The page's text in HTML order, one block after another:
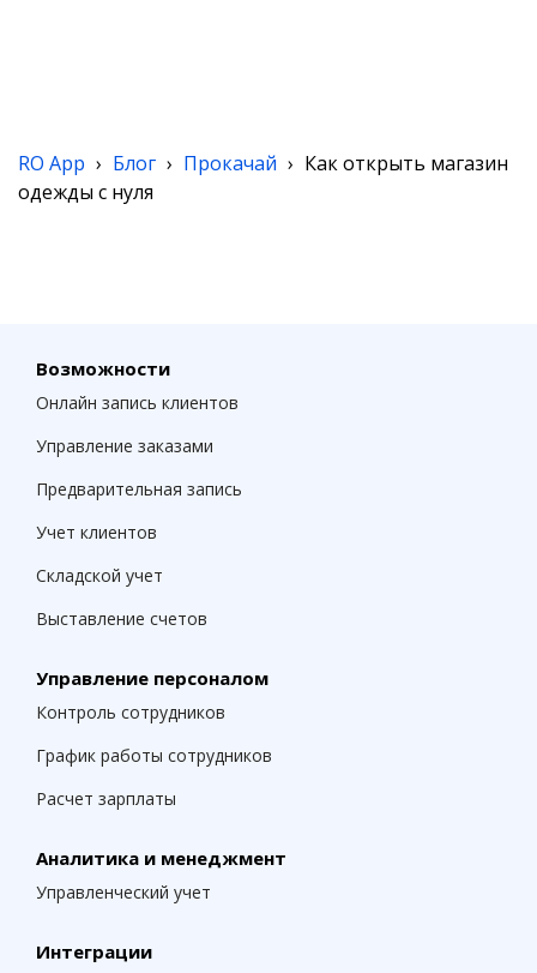
RO App › Блог › Прокачай › Как открыть магазин
одежды с нуля
Возможности
Онлайн запись клиентов
Управление заказами
Предварительная запись
Учет клиентов
Складской учет
Выставление счетов
Управление персоналом
Контроль сотрудников
График работы сотрудников
Расчет зарплаты
Аналитика и менеджмент
Управленческий учет
Интеграции